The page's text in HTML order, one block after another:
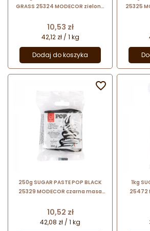
GRASS 25324 MODECOR zielona
Cena
10,53 zł
42,12 zł / 1 kg
Dodaj do koszyka
25325
250g SUGAR PASTE POP BLACK
25329 MODECOR czarna masa
Cena
10,52 zł
42,08 zł / 1 kg

1kg
25472